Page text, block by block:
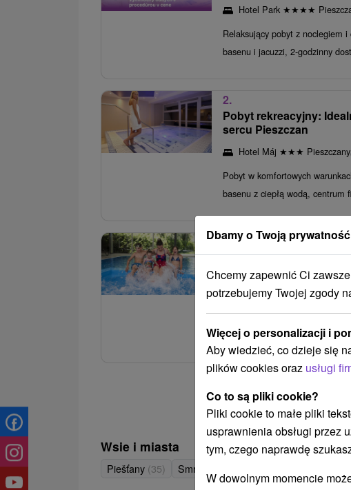
Hotel Park ★★★★
Relaksujący pobyt z noclegiem
basenu i jacuzzi, 2-godzinny
2.
Pobyt rekreacyjny:
sercu Pieszczan
Hotel Máj ★★★ Pieszczany
Pobyt w komfortowych
basenu z ciepłą wodą, centrum
3.
Lato z All Inclusive w
animacje PLANET FUN
Hotel Park★★★ ★
Wspaniały letni pobyt all-
posiłków, animatorzy
Zobacz
Wsie i miasta
Piešťany (35) Smrdáky
Dbamy o Twoją prywatność
Chcemy zapewnić Ci
potrzebujemy Twojej zgody
Więcej o personalizacji i
Aby wiedzieć, co dzieje się
plików cookies oraz usługi
Co to są pliki cookie?
Pliki cookie to małe pliki
usprawnienia obsługi przez
tym, czego naprawdę
W dowolnym momencie